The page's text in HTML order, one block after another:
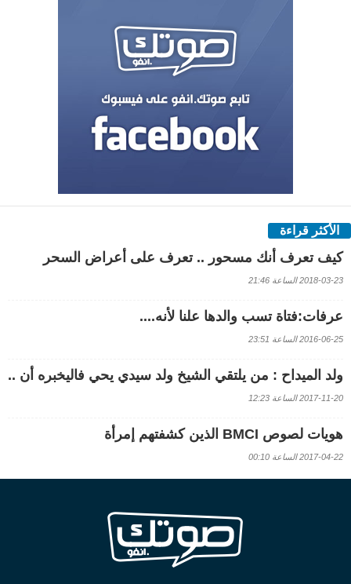
الأكثر قراءة
كيف تعرف أنك مسحور .. تعرف على أعراض السحر
2018-03-23 الساعة 21:46
عرفات:فتاة تسب والدها علنا لأنه....
2016-06-25 الساعة 23:51
ولد الميداح : من يلتقي الشيخ ولد سيدي يحي فاليخبره أن ..
2017-11-20 الساعة 12:23
هويات لصوص BMCI الذين كشفتهم إمرأة
2017-04-22 الساعة 00:10